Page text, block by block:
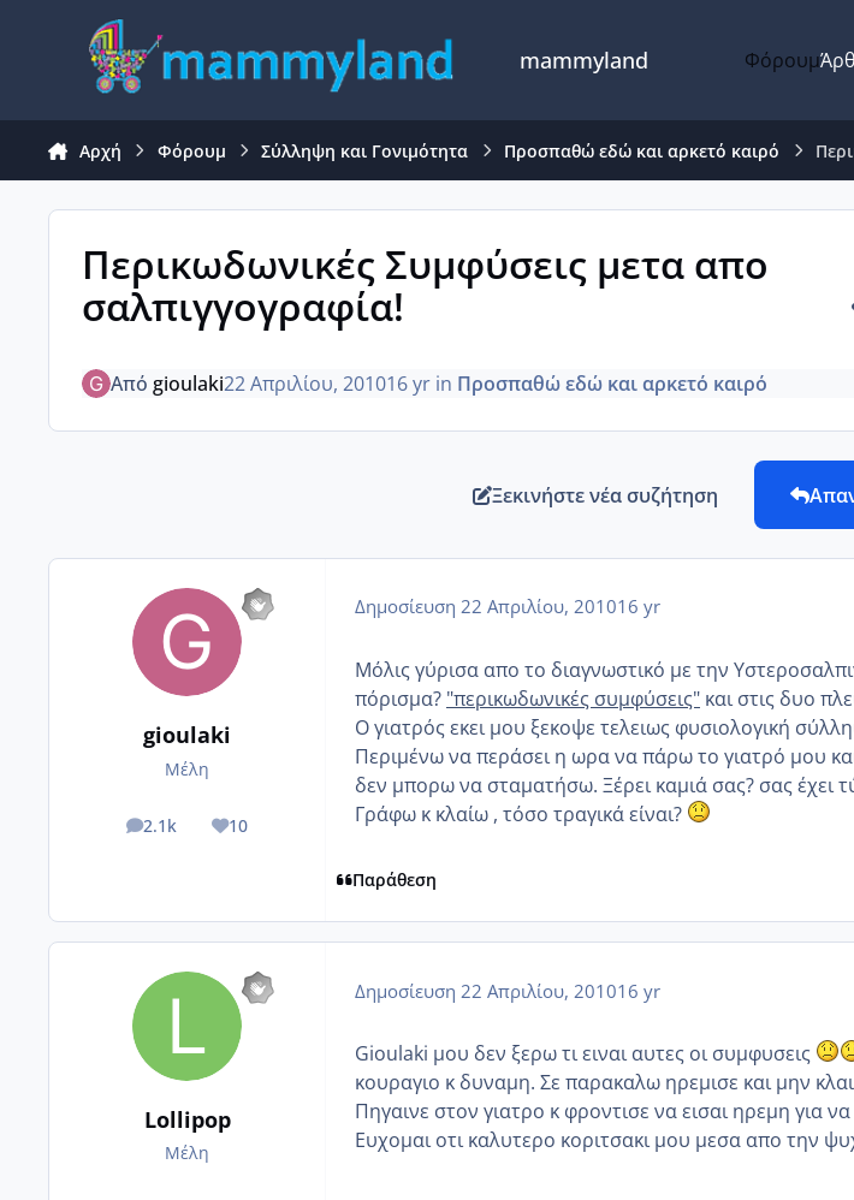
Μετάβαση σε περιεχόμενο
mammyland Φόρουμ
Αρχή Φόρουμ Σύλληψη και Γονιμότητα Προσπαθώ εδώ και αρκετό καιρό
Περικωδωνικές Συμφύσεις μετα απο
σαλπιγγογραφία!
Απόgioulaki22 Απριλίου, 201016 yr in Προσπαθώ εδώ και αρκετό καιρό
Ξεκινήστε νέα συζήτηση
gioulaki
Μέλη
2.1k
posts 10
Reputation
Δημοσίευση 22 Απριλίου, 201016 yr
Μόλις γύρισα απο το διαγνωστικό με την
πόρισμα? "περικωδωνικές συμφύσεις" και στις δυο
Ο γιατρός εκει μου ξεκοψε τελειως φυσιολογική
Περιμένω να περάσει η ωρα να πάρω το γιατρό μου
δεν μπορω να σταματήσω. Ξέρει καμιά σας? σας έχει
Γράφω κ κλαίω , τόσο τραγικά είναι?
Παράθεση
Lollipop
Μέλη
Δημοσίευση 22 Απριλίου, 201016 yr
Gioulaki μου δεν ξερω τι ειναι αυτες οι συμφυσεις
κουραγιο κ δυναμη. Σε παρακαλω ηρεμισε και μην
Πηγαινε στον γιατρο κ φροντισε να εισαι ηρεμη για
Ευχομαι οτι καλυτερο κοριτσακι μου μεσα απο την